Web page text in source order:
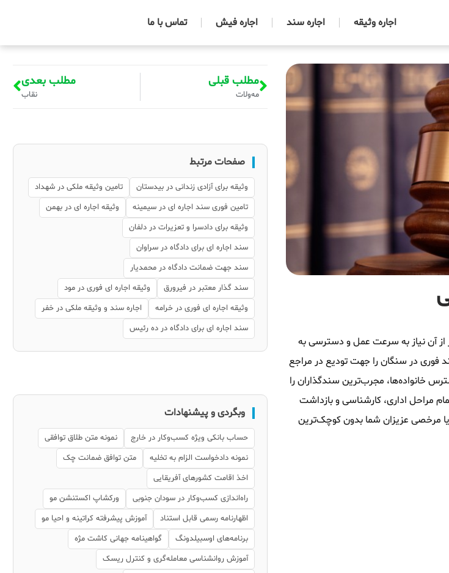
اجاره وثیقه اجاره سند اجاره فیش تماس با ما
از آن نیاز به سرعت عمل و دسترسی به
فوری در سنگان را جهت تودیع در مراجع
خانواده‌ها، مجرب‌ترین سندگذاران را
مراحل اداری، کارشناسی و بازداشت
یا مرخصی عزیزان شما بدون کوچک‌ترین
مطلب قبلی
مه‌ولات
مطلب بعدی
نقاب
صفحات مرتبط
وثیقه برای آزادی زندانی در بیدستان
تامین وثیقه ملکی در شهداد
تامین فوری سند اجاره ای در سیمینه
وثیقه اجاره ای در بهمن
وثیقه برای دادسرا و تعزیرات در دلفان
سند اجاره ای برای دادگاه در سراوان
سند جهت ضمانت دادگاه در محمدیار
سند گذار معتبر در فیرورق
وثیقه اجاره ای فوری در مود
وثیقه اجاره ای فوری در خرامه
اجاره سند و وثیقه ملکی در خفر
سند اجاره ای برای دادگاه در ده رئیس
وبگردی و پیشنهادات
حساب بانکی ویژه کسب‌وکار در خارج
نمونه متن طلاق توافقی
نمونه دادخواست الزام به تخلیه
متن توافق ضمانت چک
اخذ اقامت کشورهای آفریقایی
راه‌اندازی کسب‌وکار در سودان جنوبی
ورکشاپ اکستنشن مو
اظهارنامه رسمی قابل استناد
آموزش پیشرفته کراتینه و احیا مو
برنامه‌های اوسبیلدونگ
گواهینامه جهانی کاشت مژه
آموزش روانشناسی معامله‌گری و کنترل ریسک